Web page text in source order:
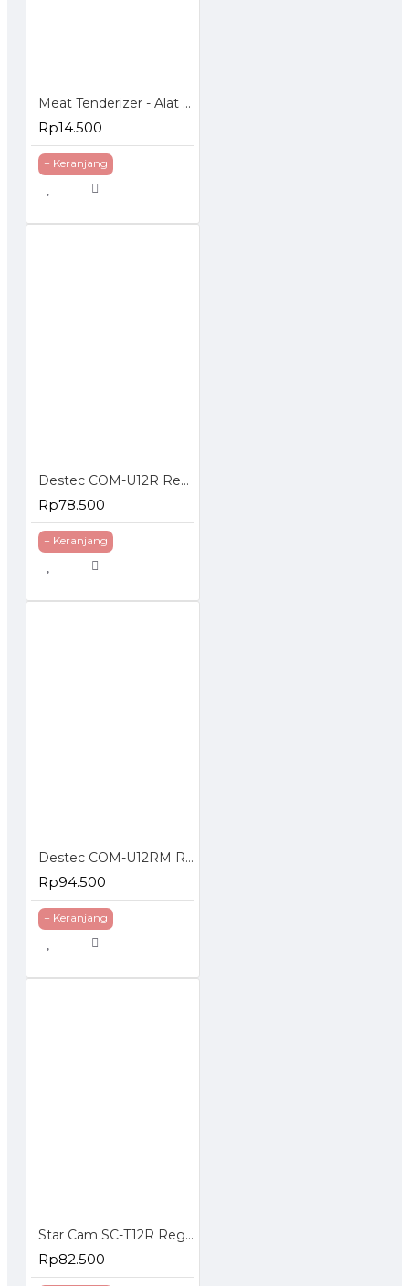
Meat Tenderizer - Alat Pelunak Daging
Rp14.500
+ Keranjang
Destec COM-U12R Regulator Gas dengan Pengaman Ganda
Rp78.500
+ Keranjang
Destec COM-U12RM Regulator Gas dengan Meteran
Rp94.500
+ Keranjang
Star Cam SC-T12R Regulator Gas Tekanan Rendah
Rp82.500